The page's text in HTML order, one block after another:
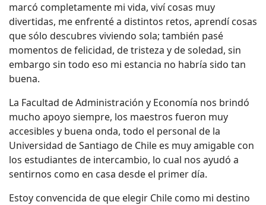
marcó completamente mi vida, viví cosas muy
divertidas, me enfrenté a distintos retos, aprendí cosas
que sólo descubres viviendo sola; también pasé
momentos de felicidad, de tristeza y de soledad, sin
embargo sin todo eso mi estancia no habría sido tan
buena.
La Facultad de Administración y Economía nos brindó
mucho apoyo siempre, los maestros fueron muy
accesibles y buena onda, todo el personal de la
Universidad de Santiago de Chile es muy amigable con
los estudiantes de intercambio, lo cual nos ayudó a
sentirnos como en casa desde el primer día.
Estoy convencida de que elegir Chile como mi destino